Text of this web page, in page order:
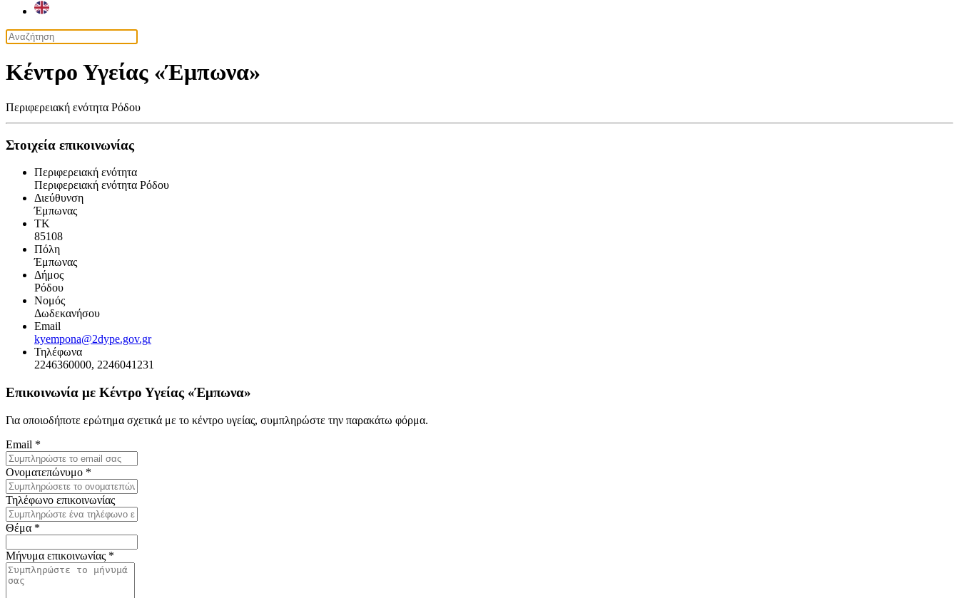
Κέντρο Υγείας «Έμπωνα»
Περιφερειακή ενότητα Ρόδου
Στοιχεία επικοινωνίας
Περιφερειακή ενότητα
Περιφερειακή ενότητα Ρόδου
Διεύθυνση
Έμπωνας
ΤΚ
85108
Πόλη
Έμπωνας
Δήμος
Ρόδου
Νομός
Δωδεκανήσου
Email
kyempona@2dype.gov.gr
Τηλέφωνα
2246360000, 2246041231
Επικοινωνία με Κέντρο Υγείας «Έμπωνα»
Για οποιοδήποτε ερώτημα σχετικά με το κέντρο υγείας, συμπληρώστε την παρακάτω φόρμα.
Email *
Ονοματεπώνυμο *
Τηλέφωνο επικοινωνίας
Θέμα *
Μήνυμα επικοινωνίας *